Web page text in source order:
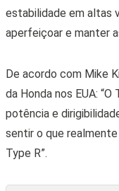
estabilidade em altas
aperfeiçoar e manter
De acordo com Mike
da Honda nos EUA:
potência e
sentir o que
Type R”.